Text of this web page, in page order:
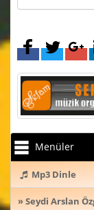
Menüler
Mp3 Dinle
» Seydi Arslan